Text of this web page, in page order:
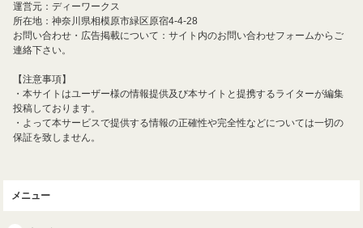
運営元：ディーワークス
所在地：神奈川県相模原市緑区原宿4-4-28
お問い合わせ・広告掲載について：サイト内のお問い合わせフォームからご
連絡下さい。
【注意事項】
・本サイトはユーザー様の情報提供及び本サイトと提携するライターが編集
投稿しております。
・よって本サービスで提供する情報の正確性や完全性などについては一切の
保証を致しません。
メニュー